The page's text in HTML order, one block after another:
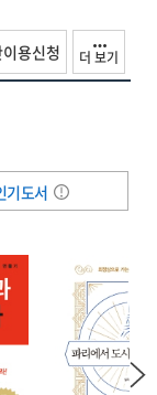
용신청 더 보기
기도서